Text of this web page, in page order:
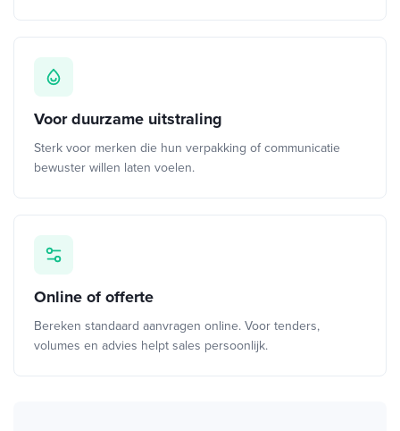
Voor duurzame uitstraling
Sterk voor merken die hun verpakking of communicatie
bewuster willen laten voelen.
Online of offerte
Bereken standaard aanvragen online. Voor tenders,
volumes en advies helpt sales persoonlijk.